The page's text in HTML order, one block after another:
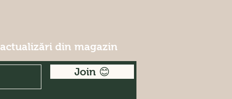
din magazin
Join 😊